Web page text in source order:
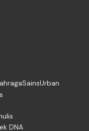
SainsUrban
DNA